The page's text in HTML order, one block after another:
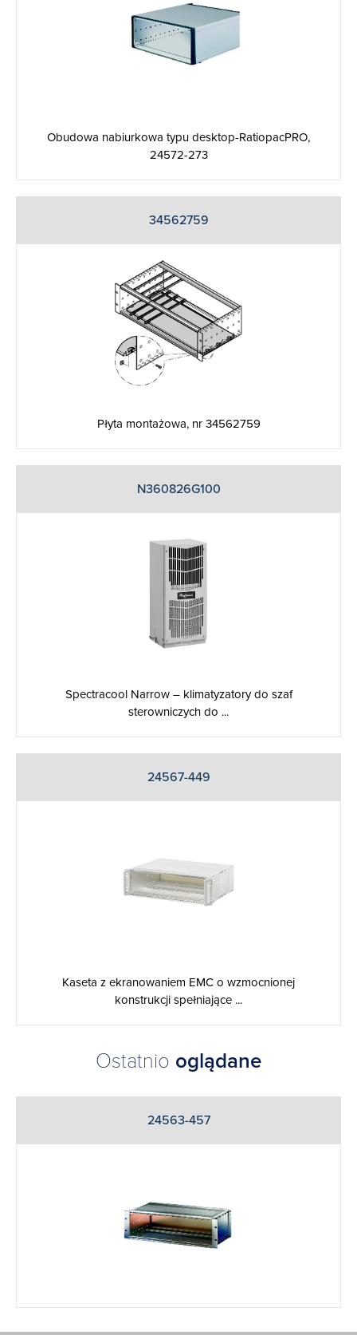
Obudowa nabiurkowa typu desktop-RatiopacPRO,
24572-273
34562759
Płyta montażowa, nr 34562759
N360826G100
Spectracool Narrow – klimatyzatory do szaf
sterowniczych do ...
24567-449
Kaseta z ekranowaniem EMC o wzmocnionej
konstrukcji spełniające ...
Ostatnio oglądane
24563-457